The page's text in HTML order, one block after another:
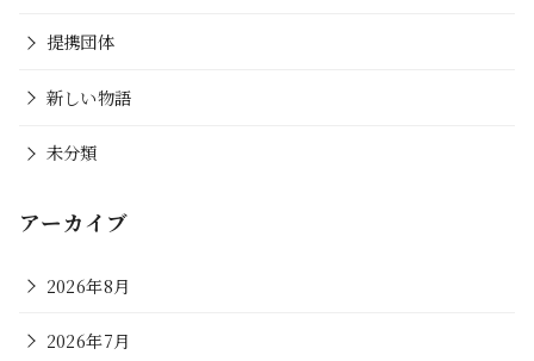
提携団体
新しい物語
未分類
アーカイブ
2026年8月
2026年7月